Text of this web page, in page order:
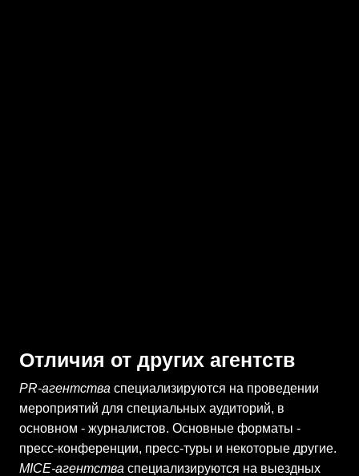
Отличия от других агентств
PR-агентства специализируются на проведении
мероприятий для специальных аудиторий, в
основном - журналистов. Основные форматы -
пресс-конференции, пресс-туры и некоторые другие.
MICE-агентства специализируются на выездных